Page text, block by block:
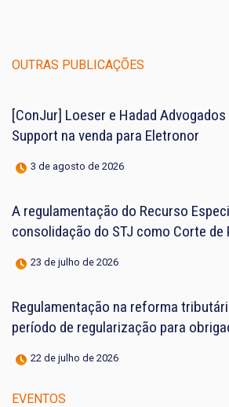
OUTRAS PUBLICAÇÕES
[ConJur] Loeser e Hadad
Support na venda para Eletronor
3 de agosto de 2026
A regulamentação do Recurso
consolidação do STJ como Corte de
23 de julho de 2026
Regulamentação na reforma
período de regularização para
22 de julho de 2026
EVENTOS